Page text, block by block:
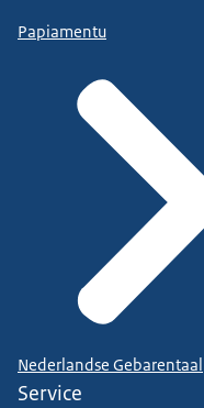
Papiamentu
Nederlandse Gebarentaal
Service